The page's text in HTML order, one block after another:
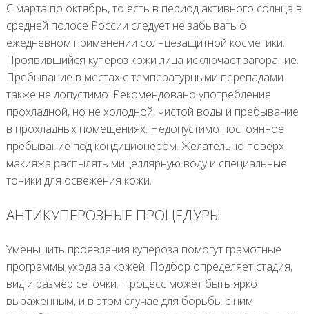
С марта по октябрь, то есть в период активного солнца в
средней полосе России следует не забывать о
ежедневном применении солнцезащитной косметики.
Проявившийся купероз кожи лица исключает загорание.
Пребывание в местах с температурными перепадами
также не допустимо. Рекомендовано употребление
прохладной, но не холодной, чистой воды и пребывание
в прохладных помещениях. Недопустимо постоянное
пребывание под кондиционером. Желательно поверх
макияжа распылять мицеллярную воду и специальные
тоники для освежения кожи.
АНТИКУПЕРОЗНЫЕ ПРОЦЕДУРЫ
Уменьшить проявления купероза помогут грамотные
программы ухода за кожей. Подбор определяет стадия,
вид и размер сеточки. Процесс может быть ярко
выраженным, и в этом случае для борьбы с ним